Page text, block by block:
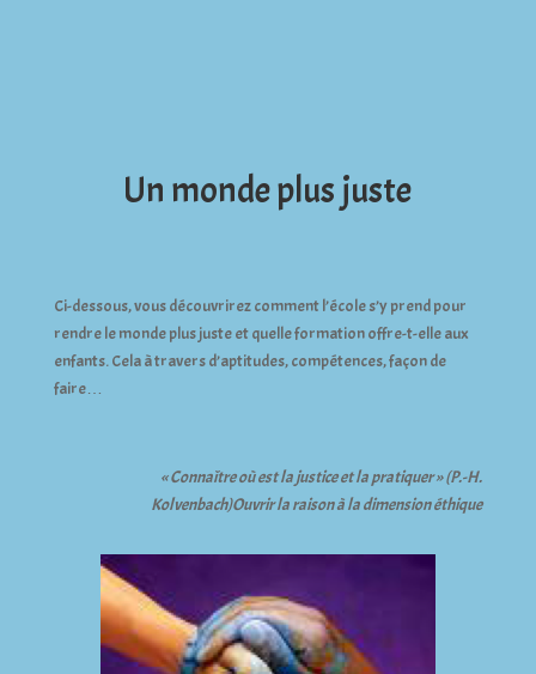
Un monde plus juste
Ci-dessous, vous découvrirez comment l’école s’y prend pour
rendre le monde plus juste et quelle formation offre-t-elle aux
enfants. Cela à travers d’aptitudes, compétences, façon de
faire…
« Connaître où est la justice et la pratiquer » (P.-H.
Kolvenbach)Ouvrir la raison à la dimension éthique